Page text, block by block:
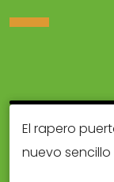
El rapero
nuevo sencillo